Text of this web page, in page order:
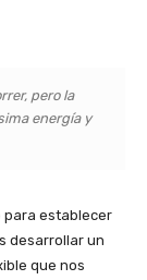
pero la
energía y
para establecer
desarrollar un
que nos